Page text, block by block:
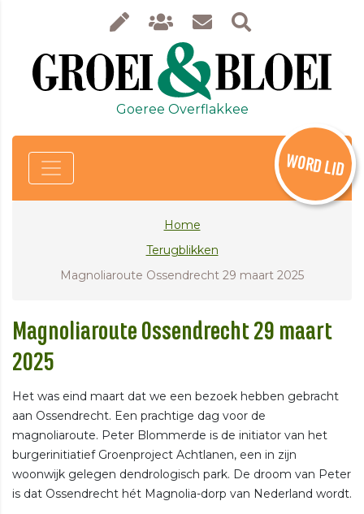
Goeree Overflakkee
WORD LID
Home
Terugblikken
Magnoliaroute Ossendrecht 29 maart 2025
Magnoliaroute Ossendrecht 29 maart
2025
Het was eind maart dat we een bezoek hebben gebracht
aan Ossendrecht. Een prachtige dag voor de
magnoliaroute. Peter Blommerde is de initiator van het
burgerinitiatief Groenproject Achtlanen, een in zijn
woonwijk gelegen dendrologisch park. De droom van Peter
is dat Ossendrecht hét Magnolia-dorp van Nederland wordt.